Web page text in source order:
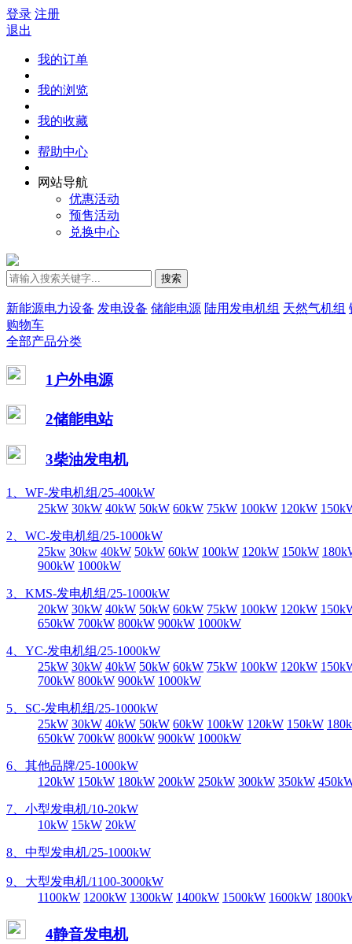
登录 注册
退出
我的订单
我的浏览
我的收藏
帮助中心
网站导航
优惠活动
预售活动
兑换中心
搜索
新能源电力设备 发电设备 储能电源 陆用发电机组 天然气机组
购物车
全部产品分类
1户外电源
2储能电站
3柴油发电机
1、WF-发电机组/25-400kW
25kW 30kW 40kW 50kW 60kW 75kW 100kW 120kW
2、WC-发电机组/25-1000kW
25kw 30kw 40kW 50kW 60kW 100kW 120kW 150kW
900kW 1000kW
3、KMS-发电机组/25-1000kW
20kW 30kW 40kW 50kW 60kW 75kW 100kW 120kW
650kW 700kW 800kW 900kW 1000kW
4、YC-发电机组/25-1000kW
25kW 30kW 40kW 50kW 60kW 75kW 100kW 120kW
700kW 800kW 900kW 1000kW
5、SC-发电机组/25-1000kW
25kW 30kW 40kW 50kW 60kW 100kW 120kW 150kW
650kW 700kW 800kW 900kW 1000kW
6、其他品牌/25-1000kW
120kW 150kW 180kW 200kW 250kW 300kW 350kW
7、小型发电机/10-20kW
10kW 15kW 20kW
8、中型发电机/25-1000kW
9、大型发电机/1100-3000kW
1100kW 1200kW 1300kW 1400kW 1500kW 1600kW
4静音发电机